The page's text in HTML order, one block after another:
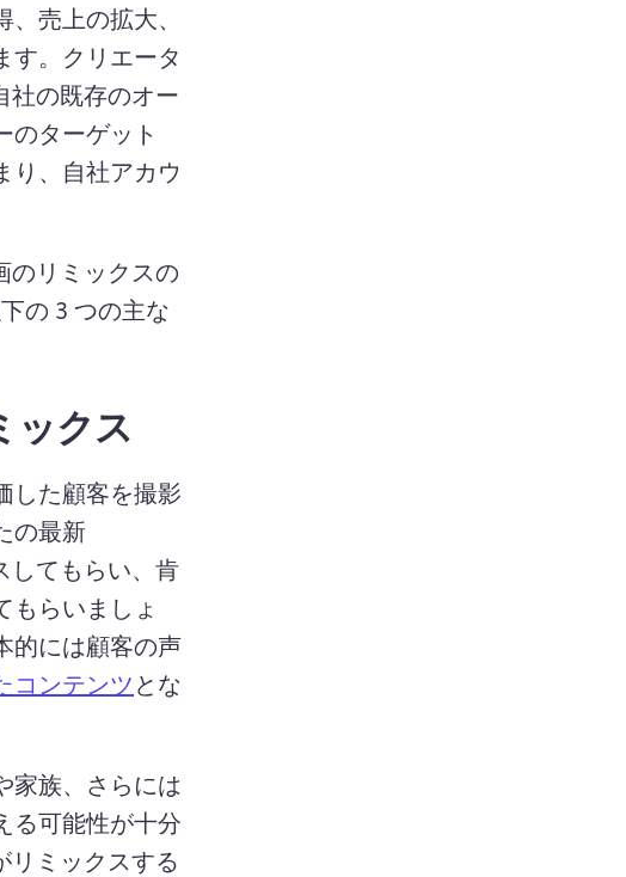
売上の拡大、
。 クリエータ
社の既存のオー
のターゲット
り、自社アカウ
のリミックスの
の 3 つの主な
ックス
した顧客を撮影
の最新
してもらい、肯
もらいましょ
的には顧客の声
コンテンツとな
家族、さらには
る可能性が十分
リミックスする